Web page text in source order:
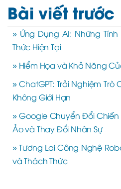
Bài viết trước
» Ứng Dụng AI: Những
Thức Hiện Tại
» Hiểm Họa và Khả Năng
» ChatGPT: Trải Nghiệm
Không Giới Hạn
» Google Chuyển Đổi Chiến
Ảo và Thay Đổi Nhân Sự
» Tương Lai Công Nghệ
và Thách Thức